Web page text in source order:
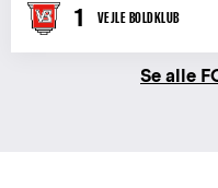
1 VEJLE BOLDKLUB
Se alle